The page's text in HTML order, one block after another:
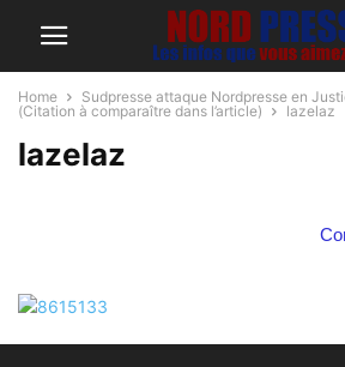
Home
Sudpresse attaque Nordpresse en
(Citation à comparaître dans l’article)
lazelaz
lazelaz